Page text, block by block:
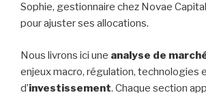
Sophie, gestionnaire chez Novae
pour ajuster ses allocations.
Nous livrons ici une analyse de
enjeux macro, régulation, technologies
d’investissement. Chaque section